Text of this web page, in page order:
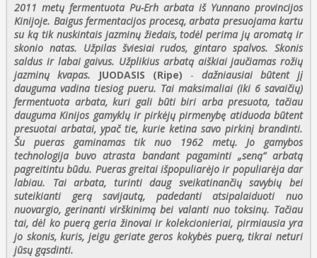
2011 metų fermentuota Pu-Erh arbata iš Yunnano provincijos
Kinijoje. Baigus fermentacijos procesą, arbata presuojama kartu
su ką tik nuskintais jazminų žiedais, todėl perima jų aromatą ir
skonio natas. Užpilas šviesiai rudos, gintaro spalvos. Skonis
saldus ir labai gaivus. Užplikius arbatą aiškiai jaučiamas rožių
jazminų kvapas.
JUODASIS (Ripe) -
dažniausiai būtent jį
dauguma vadina tiesiog pueru. Tai maksimaliai (iki 6 savaičių)
fermentuota arbata, kuri gali būti biri arba presuota, tačiau
dauguma Kinijos gamyklų ir pirkėjų pirmenybę atiduoda būtent
presuotai arbatai, ypač tie, kurie ketina savo pirkinį brandinti.
Šu pueras gaminamas tik nuo 1962 metų. Jo gamybos
technologija buvo atrasta bandant pagaminti „seną“ arbatą
pagreitintu būdu. Pueras greitai išpopuliarėjo ir populiarėja dar
labiau. Tai arbata, turinti daug sveikatinančių savybių bei
suteikianti gerą savijautą, padedanti atsipalaiduoti nuo
nuovargio, gerinanti virškinimą bei valanti nuo toksinų. Tačiau
tai, dėl ko puerą geria žinovai ir kolekcionieriai, pirmiausia yra
jo skonis, kuris, jeigu geriate geros kokybės puerą, tikrai neturi
jūsų gąsdinti.